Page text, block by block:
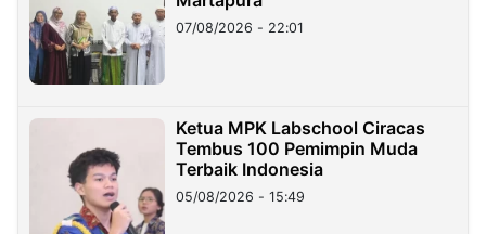
07/08/2026 - 22:01
Ketua MPK Labschool Ciracas
Tembus 100 Pemimpin Muda
Terbaik Indonesia
05/08/2026 - 15:49